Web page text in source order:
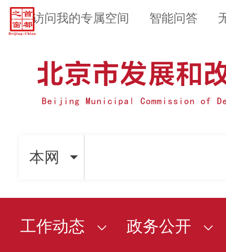
访问我的专属空间 智能问答
本网
工作动态
政务公开